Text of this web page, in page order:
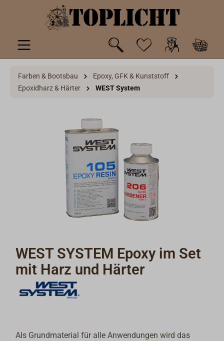
springen
Farben & Bootsbau
Epoxy, GFK & Kunststoff
Epoxidharz & Härter
WEST System
WEST SYSTEM Epoxy im Set
mit Harz und Härter
Als Grundmaterial für alle Anwendungen wird das